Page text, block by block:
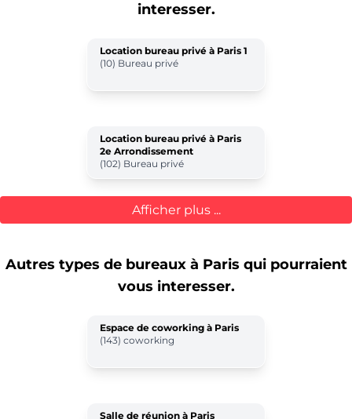
interesser.
Location bureau privé à Paris 1
(10) Bureau privé
Location bureau privé à Paris
2e Arrondissement
(102) Bureau privé
Afficher plus ...
Autres types de bureaux à Paris qui pourraient
vous interesser.
Espace de coworking à Paris
(143) coworking
Salle de réunion à Paris